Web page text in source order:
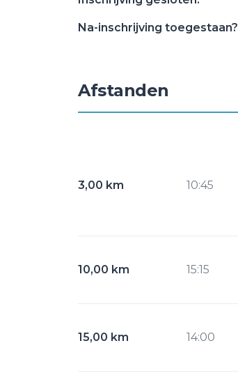
Na-inschrijving toegestaan?
Afstanden
3,00 km 10:45
10,00 km 15:15
15,00 km 14:00